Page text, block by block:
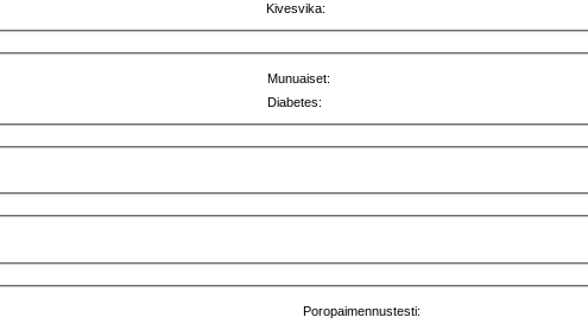
Kivesvika:
Munuaiset:
Diabetes:
Poropaimennustesti: